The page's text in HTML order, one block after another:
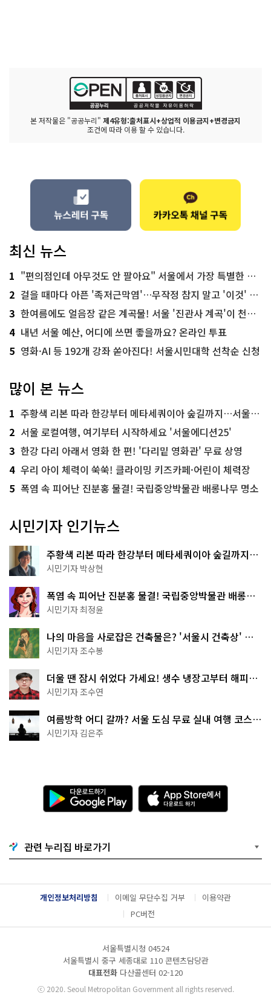
본 저작물은 "공공누리" 제4유형:출처표시+상업적 이용금지+변경금지
조건에 따라 이용 할 수 있습니다.
최신 뉴스
1 "편의점인데 아무것도 안 팔아요" 서울에서 가장 특별한 편의점의 정체
2 걸을 때마다 아픈 '족저근막염'…무작정 참지 말고 '이것' 해보세요!
3 한여름에도 얼음장 같은 계곡물! 서울 '진관사 계곡'이 천국이네~
4 내년 서울 예산, 어디에 쓰면 좋을까요? 온라인 투표
5 영화·AI 등 192개 강좌 쏟아진다! 서울시민대학 선착순 신청
많이 본 뉴스
1 주황색 리본 따라 한강부터 메타세쿼이아 숲길까지…서울둘레길 15코스
2 서울 로컬여행, 여기부터 시작하세요 '서울에디션25'
3 한강 다리 아래서 영화 한 편! '다리밑 영화관' 무료 상영
4 우리 아이 체력이 쑥쑥! 클라이밍 키즈카페·어린이 체력장
5 폭염 속 피어난 진분홍 물결! 국립중앙박물관 배롱나무 명소
시민기자 인기뉴스
주황색 리본 따라 한강부터 메타세쿼이아 숲길까지…
서울둘레길 15코스
시민기자 박상현
폭염 속 피어난 진분홍 물결! 국립중앙박물관 배롱나
무 명소
시민기자 최정윤
나의 마음을 사로잡은 건축물은? '서울시 건축상' 수
상작 공개!
시민기자 조수봉
더울 땐 잠시 쉬었다 가세요! 생수 냉장고부터 해피소
·무더위쉼터까지
시민기자 조수연
여름방학 어디 갈까? 서울 도심 무료 실내 여행 코스
추천
시민기자 김은주
다
운
로
기
G
o
g
l
e
l
A
p
p
e
서
다
운
드
관련 누리집 바로가기
개인정보처리방침 이메일 무단수집 거부
이용약관
PC버전
서울특별시청 04524
서울특별시 중구 세종대로 110 콘텐츠담당관
대표전화 다산콜센터 02-120
ⓒ2020. Seoul Metropolitan Government all rights reserved.